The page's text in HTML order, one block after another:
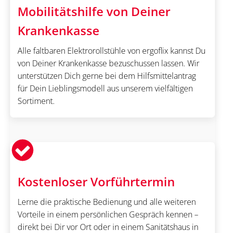
Mobilitätshilfe von Deiner
Krankenkasse
Alle faltbaren Elektrorollstühle von ergoflix kannst Du
von Deiner Krankenkasse bezuschussen lassen. Wir
unterstützen Dich gerne bei dem Hilfsmittelantrag
für Dein Lieblingsmodell aus unserem vielfältigen
Sortiment.
Kostenloser Vorführtermin
Lerne die praktische Bedienung und alle weiteren
Vorteile in einem persönlichen Gespräch kennen –
direkt bei Dir vor Ort oder in einem Sanitätshaus in